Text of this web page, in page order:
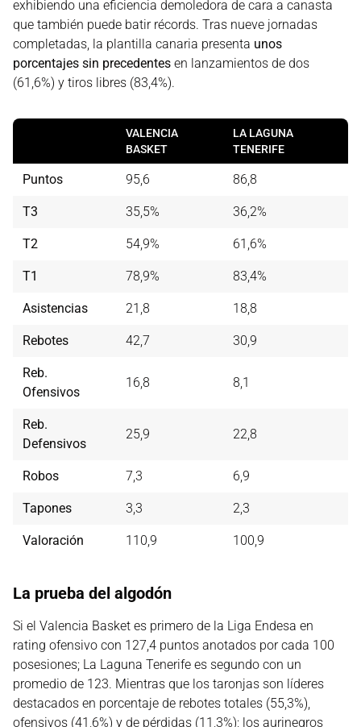
exhibiendo una eficiencia demoledora de cara a canasta
que también puede batir récords. Tras nueve jornadas
completadas, la plantilla canaria presenta unos
porcentajes sin precedentes en lanzamientos de dos
(61,6%) y tiros libres (83,4%).
VALENCIA
BASKET
LA LAGUNA
TENERIFE
Puntos 95,6 86,8
T3 35,5% 36,2%
T2 54,9% 61,6%
T1 78,9% 83,4%
Asistencias 21,8 18,8
Rebotes 42,7 30,9
Reb.
Ofensivos
16,8 8,1
Reb.
Defensivos
25,9 22,8
Robos 7,3 6,9
Tapones 3,3 2,3
Valoración 110,9 100,9
La prueba del algodón
Si el Valencia Basket es primero de la Liga Endesa en
rating ofensivo con 127,4 puntos anotados por cada 100
posesiones; La Laguna Tenerife es segundo con un
promedio de 123. Mientras que los taronjas son líderes
destacados en porcentaje de rebotes totales (55,3%),
ofensivos (41,6%) y de pérdidas (11,3%); los aurinegros